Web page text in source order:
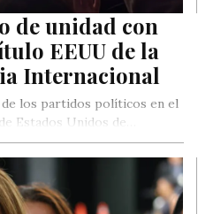
de unidad con
EEUU de la
Internacional
los partidos políticos en el
Estados Unidos de…